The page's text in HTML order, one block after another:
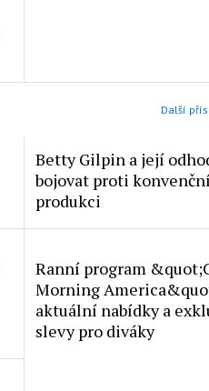
Další
Betty Gilpin a její
bojovat proti
produkci
Ranní program
Morning
aktuální nabídky a
slevy pro diváky